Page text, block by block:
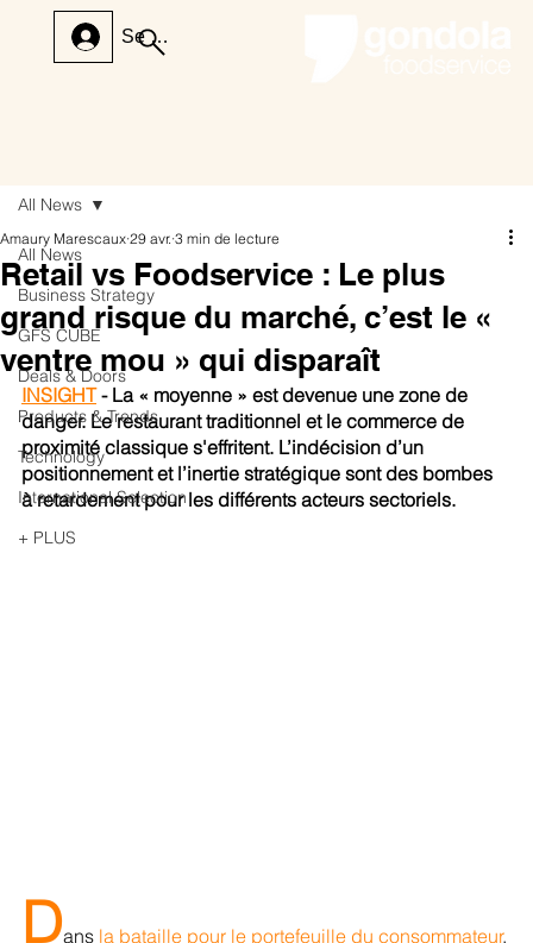
Se connecter
All News
Business Strategy
GFS CUBE
Deals & Doors
Products & Trends
Technology
International Selection
+ PLUS
All News
Retail vs Foodservice : Le plus
grand risque du marché, c’est le «
ventre mou » qui disparaît
Amaury Marescaux 29 avr. 3 min de lecture
INSIGHT - La « moyenne » est devenue une zone de
danger. Le restaurant traditionnel et le commerce de
proximité classique s'effritent. L’indécision d’un
positionnement et l’inertie stratégique sont des bombes
à retardement pour les différents acteurs sectoriels.
Dans la bataille pour le portefeuille du consommateur,